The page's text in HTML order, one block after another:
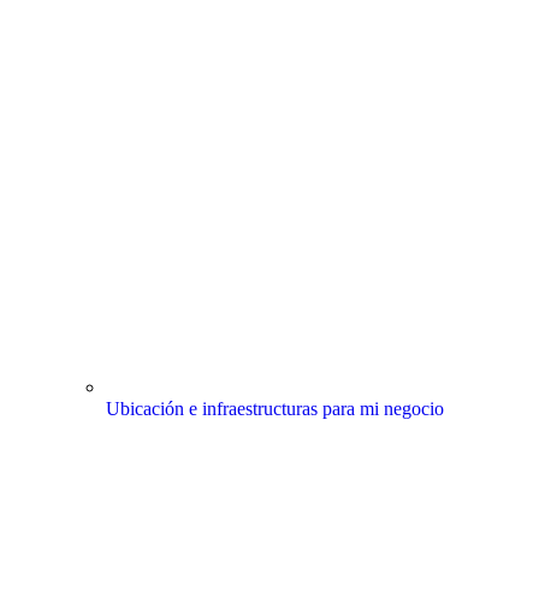
Ubicación e infraestructuras para mi negocio